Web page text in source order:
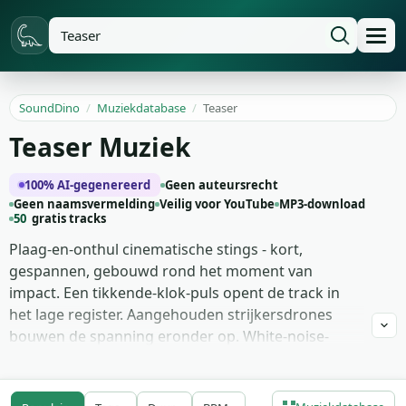
SoundDino / Muziekdatabase / Teaser
Teaser Muziek
100% AI-gegenereerd
Geen auteursrecht
Geen naamsvermelding Veilig voor YouTube MP3-download
50 gratis tracks
Plaag-en-onthul cinematische stings - kort,
gespannen, gebouwd rond het moment van
impact. Een tikkende-klok-puls opent de track in
het lage register. Aangehouden strijkersdrones
bouwen de spanning eronder op. White-noise-
enkele boomklap-en-koperblazerssteek-combinatie
landt bij de climax. Omgekeerde-bekken-zwellingen